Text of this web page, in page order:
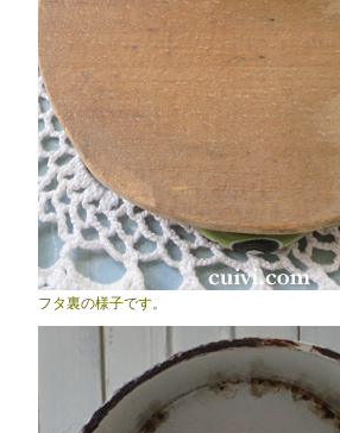
フタ裏の様子です。